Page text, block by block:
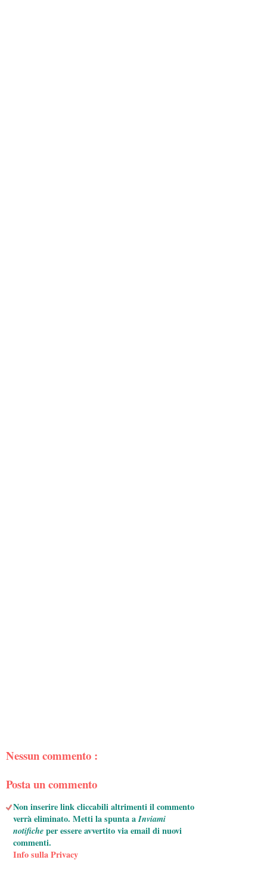
Nessun commento :
Posta un commento
Non inserire link cliccabili altrimenti il commento
verrà eliminato. Metti la spunta aInviami
notificheper essere avvertito via email di nuovi
commenti.
Info sulla Privacy